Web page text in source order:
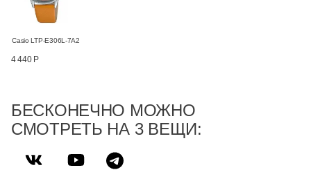
Casio LTP-E306L-7A2
4 440 Р
БЕСКОНЕЧНО МОЖНО
СМОТРЕТЬ НА 3 ВЕЩИ: